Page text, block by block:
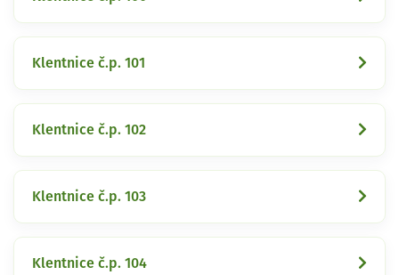
Klentnice č.p. 101
Klentnice č.p. 102
Klentnice č.p. 103
Klentnice č.p. 104